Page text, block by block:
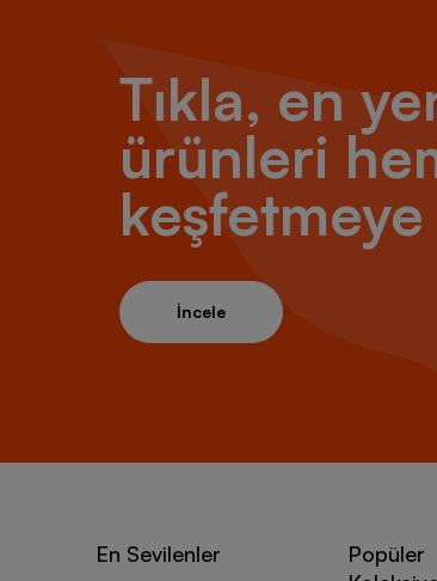
Tıkla, en
ürünleri
İncele
En Sevilenler
Popüler